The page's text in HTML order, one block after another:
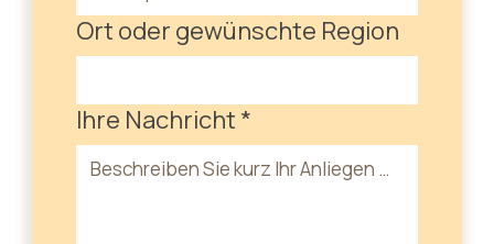
Ort oder gewünschte Region
Ihre Nachricht *